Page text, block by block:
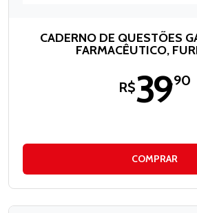
CADERNO DE QUESTÕES
FARMACÊUTICO,
R$39,90
COMPRAR